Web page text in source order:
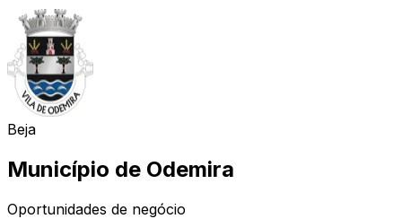
Beja
Município de Odemira
Oportunidades de negócio